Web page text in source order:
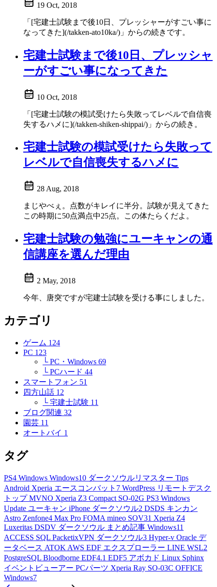
19 Oct, 2018
「[宅建士試験まで後10日、プレッシャーがすごい事に
なってきた](/takken-ato10ka/)」からの続きです。
宅建士試験まで後10日、プレッシャ
ーがすごい事になってきた
10 Oct, 2018
「[宅建士試験の模試受けたら失敗ってレベルで自信喪
失するハメに](/takken-shiken-shippai/)」からの続き。
宅建士試験の模試受けたら失敗って
レベルで自信喪失するハメに
28 Aug, 2018
まじやべぇ。点数がキレイに半分。試験が見えてきた
この時期に50点満点中25点。この体たらくだよ。
宅建士試験の勉強にユーキャンの通
信講座を選んだ理由
2 May, 2018
今年、唐突ですが宅建士試験を受ける事にしました。
カテゴリ
ゲーム 124
PC 123
└ PC・Windows 69
└ PCハード 44
スマートフォン 51
四方山話 12
└ 宅建士試験 11
ブログ関連 32
園芸 11
オートバイ 1
タグ
PS4 Windows Windows10 ダークソウルリマスター Tips
Android Xperia エースコンバット7 WordPress リモートデスク
トップMVNO Xperia Z3 Compact SO-02G PS3 Windows
Update ユーキャン iPhone ダークソウル2 DSDS キンカン
Astro Zenfone4 Max Pro FOMA mineo SOV31 Xperia Z4
Luxeritas DSDV ダークソウル まとめ記事 Windows11
ACCESS SQL PacketixVPN ダークソウル3 Hyper-v Oracle デ
ータベース ATOK AWS EDF エクスプローラー LINE WSL2
PostgreSQL Bloodborne EDF4.1 EDF5 アボカド Linux Sphinx
イベントビューアー PCパーツ Xperia Ray SO-03C OFFICE
Windows7